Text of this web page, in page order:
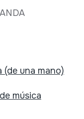
(de una mano)
música